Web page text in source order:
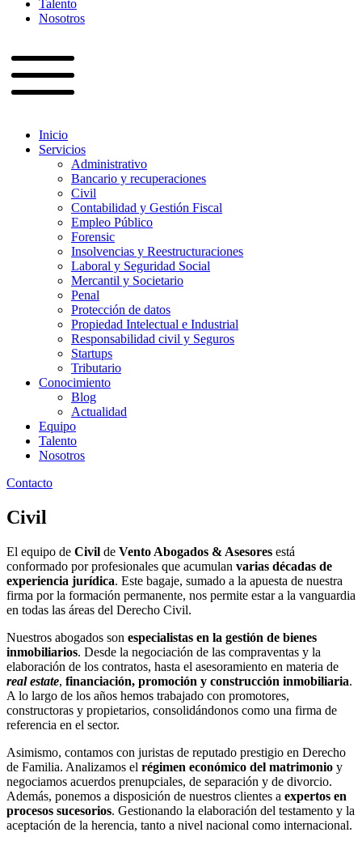
Talento
Nosotros
Inicio
Servicios
Administrativo
Bancario y recuperaciones
Civil
Contabilidad y Gestión Fiscal
Empleo Público
Forensic
Insolvencias y Reestructuraciones
Laboral y Seguridad Social
Mercantil y Societario
Penal
Protección de datos
Propiedad Intelectual e Industrial
Responsabilidad civil y Seguros
Startups
Tributario
Conocimiento
Blog
Actualidad
Equipo
Talento
Nosotros
Contacto
Civil
El equipo de Civil de Vento Abogados & Asesores está
conformado por profesionales que acumulan varias décadas de
experiencia jurídica. Este bagaje, sumado a la apuesta de nuestra
firma por la formación permanente, nos permite estar a la vanguardia
en todas las áreas del Derecho Civil.
Nuestros abogados son especialistas en la gestión de bienes
inmobiliarios. Desde la negociación de las compraventas y la
elaboración de los contratos, hasta el asesoramiento en materia de
real estate, financiación, promoción y construcción inmobiliaria.
A lo largo de los años hemos trabajado con promotores,
constructoras y propietarios, consolidándonos como una firma de
referencia en el sector.
Asimismo, contamos con juristas de reputado prestigio en Derecho
de Familia. Analizamos el régimen económico del matrimonio y
negociamos acuerdos prenupciales, de separación y de divorcio.
Además, ponemos a disposición de nuestros clientes a expertos en
procesos sucesorios. Gestionando la elaboración del testamento y la
aceptación de la herencia, tanto a nivel nacional como internacional.